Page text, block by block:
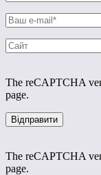
The reCAPTCHA
page.
The reCAPTCHA
page.